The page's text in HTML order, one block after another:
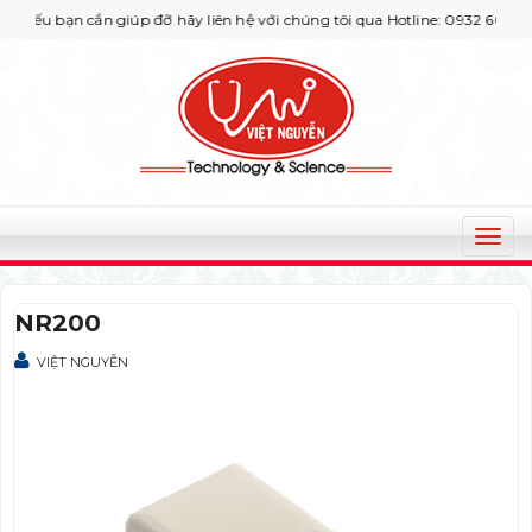
bạn cần giúp đỡ hãy liên hệ với chúng tôi qua Hotline: 0932 664422
T
o
NR200
VIỆT NGUYỄN